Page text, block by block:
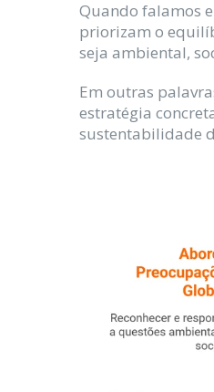
Quando falamos
priorizam o
seja ambiental,
Em outras
estratégia
sustentabilidade